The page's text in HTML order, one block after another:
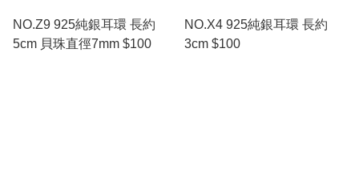
NO.Z9 925純銀耳環 長約
5cm 貝珠直徑7mm $100
NO.X4 925純銀耳環 長約
3cm $100